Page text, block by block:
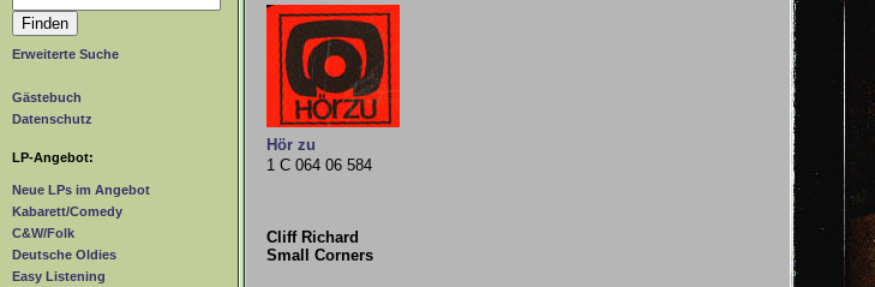
Erweiterte Suche
Gästebuch
Datenschutz
LP-Angebot:
Neue LPs im Angebot
Kabarett/Comedy
C&W/Folk
Deutsche Oldies
Easy Listening
Hör zu
1 C 064 06 584
Cliff Richard
Small Corners